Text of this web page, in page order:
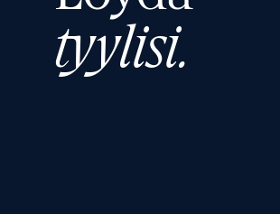
tyylisi.